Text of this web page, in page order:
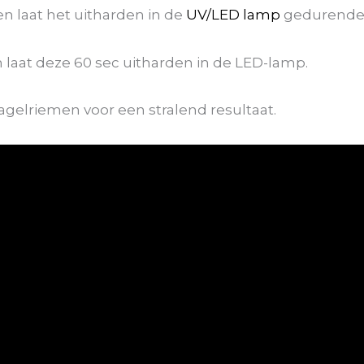
laat het uitharden in de UV/LED lamp gedurende
laat deze 60 sec uitharden in de LED-lamp.
voor een stralend resultaat.